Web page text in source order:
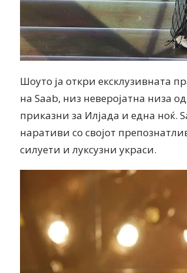
Шоуто ја откри ексклузивната
на Saab, низ неверојатна низа
приказни за Илјада и една ноќ.
наративи со својот
силуети и луксузни украси.